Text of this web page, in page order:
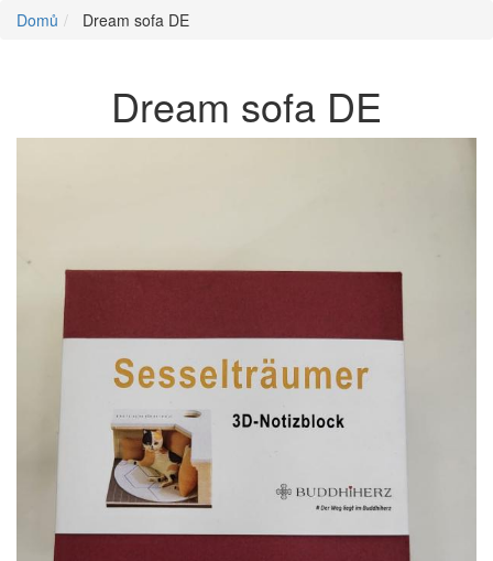
Domů Dream sofa DE
Dream sofa DE